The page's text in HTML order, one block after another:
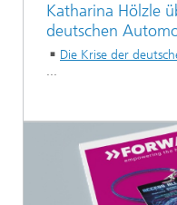
Katharina Hölzle
deutschen
Die Krise der
...